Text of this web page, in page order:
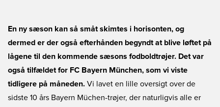
En ny sæson kan så småt skimtes i horisonten, og
dermed er der også efterhånden begyndt at blive løftet på
lågene til den kommende sæsons fodboldtrøjer. Det var
også tilfældet for FC Bayern München, som vi viste
tidligere på måneden. Vi lavet en lille oversigt over de
sidste 10 års Bayern Müchen-trøjer, der naturligvis alle er